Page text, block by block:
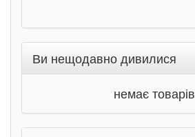
Ви нещодавно дивилися
немає товарів